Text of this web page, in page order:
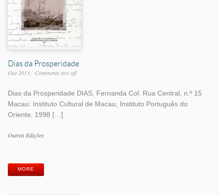
Dias da Prosperidade
Out 2013 Comments are off
Dias da Prosperidade DIAS, Fernanda Col. Rua Central, n.º 15
Macau: Instituto Cultural de Macau, Instituto Português do
Oriente, 1998 […]
Work
Outras Edições
MORE